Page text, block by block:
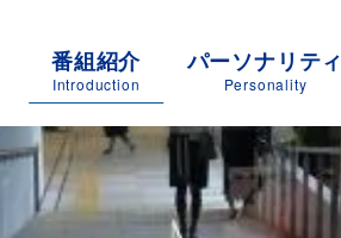
番組紹介
Introduction
パーソナリティ
Personality